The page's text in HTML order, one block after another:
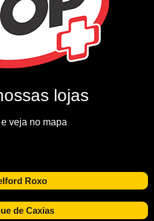
lojas
veja no mapa
Roxo
de Caxias